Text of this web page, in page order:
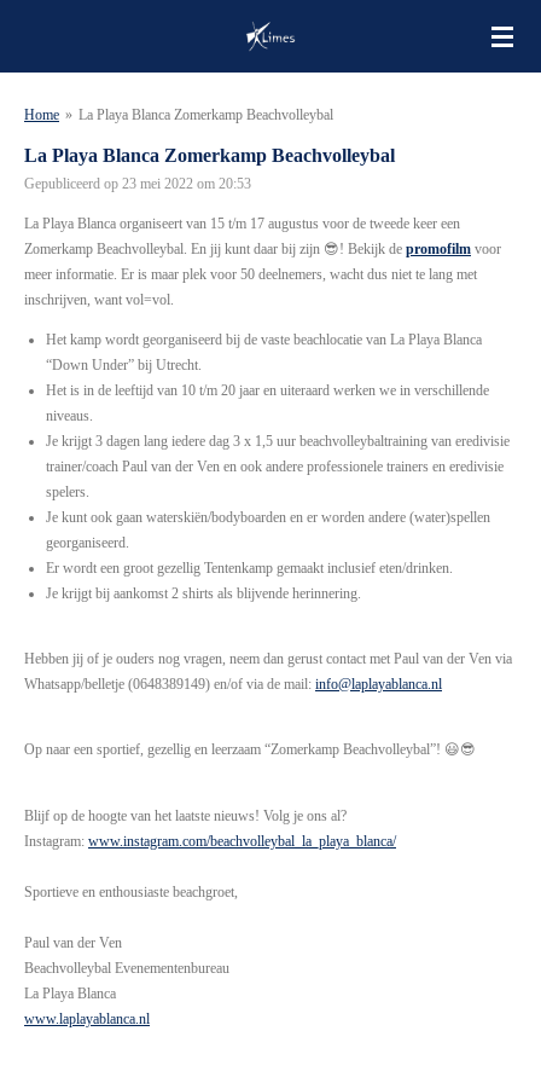
naar
hoofdinhoud
Home » La Playa Blanca Zomerkamp Beachvolleybal
La Playa Blanca Zomerkamp Beachvolleybal
Gepubliceerd op 23 mei 2022 om 20:53
La Playa Blanca organiseert van 15 t/m 17 augustus voor de tweede keer een
Zomerkamp Beachvolleybal. En jij kunt daar bij zijn 😎! Bekijk de promofilm voor
meer informatie. Er is maar plek voor 50 deelnemers, wacht dus niet te lang met
inschrijven, want vol=vol.
Het kamp wordt georganiseerd bij de vaste beachlocatie van La Playa Blanca
“Down Under” bij Utrecht.
Het is in de leeftijd van 10 t/m 20 jaar en uiteraard werken we in verschillende
niveaus.
Je krijgt 3 dagen lang iedere dag 3 x 1,5 uur beachvolleybaltraining van eredivisie
trainer/coach Paul van der Ven en ook andere professionele trainers en eredivisie
spelers.
Je kunt ook gaan waterskiën/bodyboarden en er worden andere (water)spellen
georganiseerd.
Er wordt een groot gezellig Tentenkamp gemaakt inclusief eten/drinken.
Je krijgt bij aankomst 2 shirts als blijvende herinnering.
Hebben jij of je ouders nog vragen, neem dan gerust contact met Paul van der Ven via
Whatsapp/belletje (0648389149) en/of via de mail: info@laplayablanca.nl
Op naar een sportief, gezellig en leerzaam “Zomerkamp Beachvolleybal”! 😃😎
Blijf op de hoogte van het laatste nieuws! Volg je ons al?
Instagram: www.instagram.com/beachvolleybal_la_playa_blanca/
Sportieve en enthousiaste beachgroet,
Paul van der Ven
Beachvolleybal Evenementenbureau
La Playa Blanca
www.laplayablanca.nl